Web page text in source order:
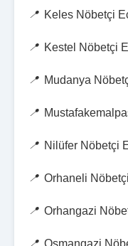
Keles Nöbetçi
Kestel Nöbetçi
Mudanya
Nilüfer Nöbetçi
Orhaneli
Orhangazi
Osmangazi